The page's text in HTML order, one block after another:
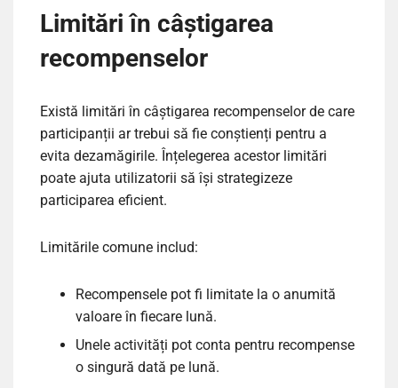
Limitări în câștigarea
recompenselor
Există limitări în câștigarea recompenselor de care
participanții ar trebui să fie conștienți pentru a
evita dezamăgirile. Înțelegerea acestor limitări
poate ajuta utilizatorii să își strategizeze
participarea eficient.
Limitările comune includ:
Recompensele pot fi limitate la o anumită
valoare în fiecare lună.
Unele activități pot conta pentru recompense
o singură dată pe lună.